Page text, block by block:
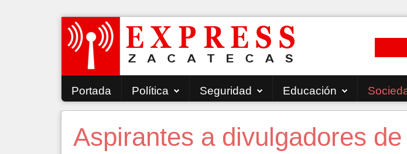
Portada Política Seguridad Educación
Aspirantes a divulgadores de